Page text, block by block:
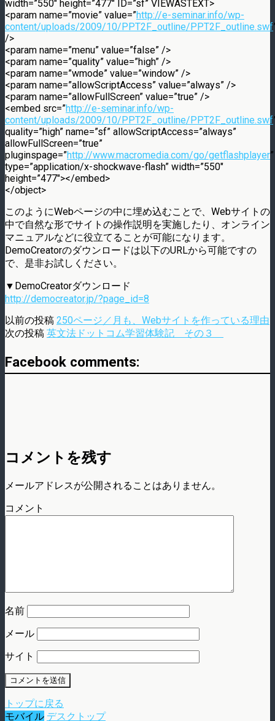
width=”550″ height=”477″ ID=”sf” VIEWASTEXT>
<param name=”movie” value=”http://e-seminar.info/wp-
content/uploads/2009/10/PPT2F_outline/PPT2F_outline.swf
/>
<param name=”menu” value=”false” />
<param name=”quality” value=”high” />
<param name=”wmode” value=”window” />
<param name=”allowScriptAccess” value=”always” />
<param name=”allowFullScreen” value=”true” />
<embed src=”http://e-seminar.info/wp-
content/uploads/2009/10/PPT2F_outline/PPT2F_outline.swf
quality=”high” name=”sf” allowScriptAccess=”always”
allowFullScreen=”true”
pluginspage=”http://www.macromedia.com/go/getflashplayer”
type=”application/x-shockwave-flash” width=”550″
height=”477″></embed>
</object>
このようにWebページの中に埋め込むことで、Webサイトの
中で自然な形でサイトの操作説明を実施したり、オンライン
マニュアルなどに役立てることが可能になります。
DemoCreatorのダウンロードは以下のURLから可能ですの
で、是非お試しください。
▼DemoCreatorダウンロード
http://democreator.jp/?page_id=8
以前の投稿 250ページ／月も、Webサイトを作っている理由
次の投稿 英文法ドットコム学習体験記 その３
Facebook comments:
コメントを残す
メールアドレスが公開されることはありません。
コメント
名前
メール
サイト
トップに戻る
モバイル デスクトップ